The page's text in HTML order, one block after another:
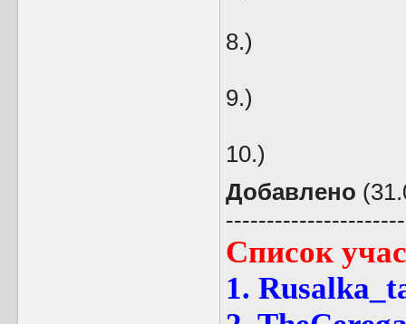
8.)
9.)
10.)
Добавлено
Список
1.